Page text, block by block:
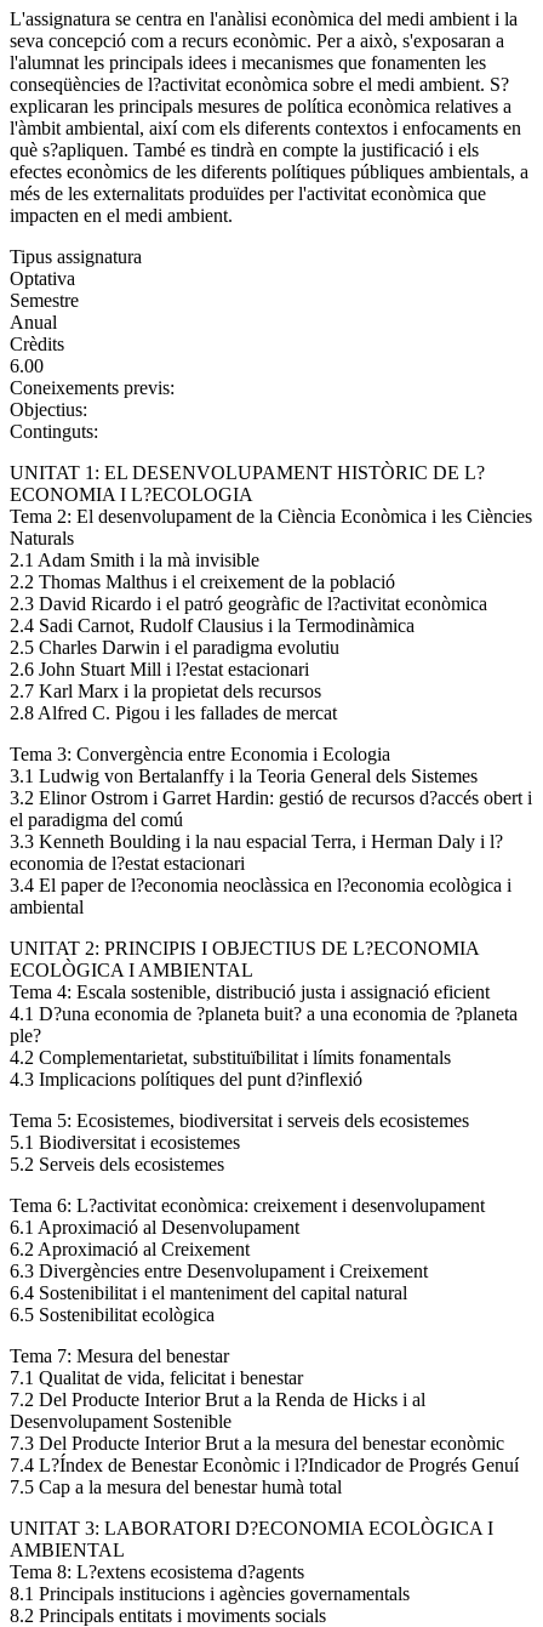
L'assignatura se centra en l'anàlisi econòmica del medi ambient i la
seva concepció com a recurs econòmic. Per a això, s'exposaran a
l'alumnat les principals idees i mecanismes que fonamenten les
conseqüències de l?activitat econòmica sobre el medi ambient. S?
explicaran les principals mesures de política econòmica relatives a
l'àmbit ambiental, així com els diferents contextos i enfocaments en
què s?apliquen. També es tindrà en compte la justificació i els
efectes econòmics de les diferents polítiques públiques ambientals, a
més de les externalitats produïdes per l'activitat econòmica que
impacten en el medi ambient.
Tipus assignatura
Optativa
Semestre
Anual
Crèdits
6.00
Coneixements previs:
Objectius:
Continguts:
UNITAT 1: EL DESENVOLUPAMENT HISTÒRIC DE L?
ECONOMIA I L?ECOLOGIA
Tema 2: El desenvolupament de la Ciència Econòmica i les Ciències
Naturals
2.1 Adam Smith i la mà invisible
2.2 Thomas Malthus i el creixement de la població
2.3 David Ricardo i el patró geogràfic de l?activitat econòmica
2.4 Sadi Carnot, Rudolf Clausius i la Termodinàmica
2.5 Charles Darwin i el paradigma evolutiu
2.6 John Stuart Mill i l?estat estacionari
2.7 Karl Marx i la propietat dels recursos
2.8 Alfred C. Pigou i les fallades de mercat
Tema 3: Convergència entre Economia i Ecologia
3.1 Ludwig von Bertalanffy i la Teoria General dels Sistemes
3.2 Elinor Ostrom i Garret Hardin: gestió de recursos d?accés obert i
el paradigma del comú
3.3 Kenneth Boulding i la nau espacial Terra, i Herman Daly i l?
economia de l?estat estacionari
3.4 El paper de l?economia neoclàssica en l?economia ecològica i
ambiental
UNITAT 2: PRINCIPIS I OBJECTIUS DE L?ECONOMIA
ECOLÒGICA I AMBIENTAL
Tema 4: Escala sostenible, distribució justa i assignació eficient
4.1 D?una economia de ?planeta buit? a una economia de ?planeta
ple?
4.2 Complementarietat, substituïbilitat i límits fonamentals
4.3 Implicacions polítiques del punt d?inflexió
Tema 5: Ecosistemes, biodiversitat i serveis dels ecosistemes
5.1 Biodiversitat i ecosistemes
5.2 Serveis dels ecosistemes
Tema 6: L?activitat econòmica: creixement i desenvolupament
6.1 Aproximació al Desenvolupament
6.2 Aproximació al Creixement
6.3 Divergències entre Desenvolupament i Creixement
6.4 Sostenibilitat i el manteniment del capital natural
6.5 Sostenibilitat ecològica
Tema 7: Mesura del benestar
7.1 Qualitat de vida, felicitat i benestar
7.2 Del Producte Interior Brut a la Renda de Hicks i al
Desenvolupament Sostenible
7.3 Del Producte Interior Brut a la mesura del benestar econòmic
7.4 L?Índex de Benestar Econòmic i l?Indicador de Progrés Genuí
7.5 Cap a la mesura del benestar humà total
UNITAT 3: LABORATORI D?ECONOMIA ECOLÒGICA I
AMBIENTAL
Tema 8: L?extens ecosistema d?agents
8.1 Principals institucions i agències governamentals
8.2 Principals entitats i moviments socials